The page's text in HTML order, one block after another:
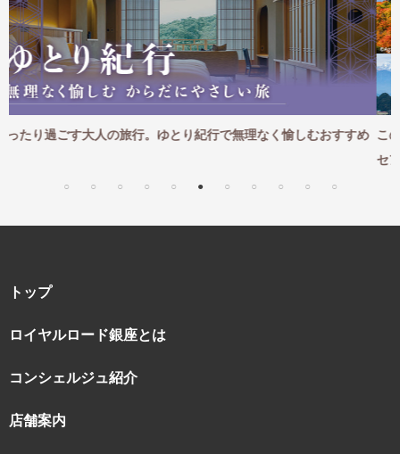
この秋おすすめの海外旅行｜心おきなく愉しむカナダ・アジア・オ
トップ
ロイヤルロード銀座とは
コンシェルジュ紹介
店舗案内